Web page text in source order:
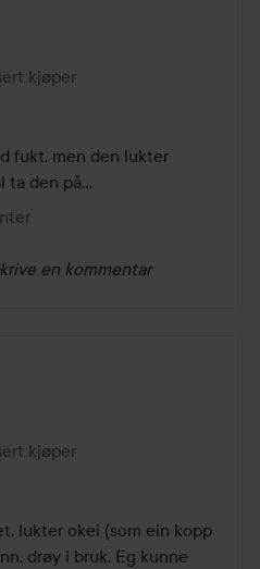
4 år
kjøper
fukt, men den lukter
ta den på…
en kommentar
4 år
kjøper
lukter okei (som ein kopp
drøy i bruk. Eg kunne